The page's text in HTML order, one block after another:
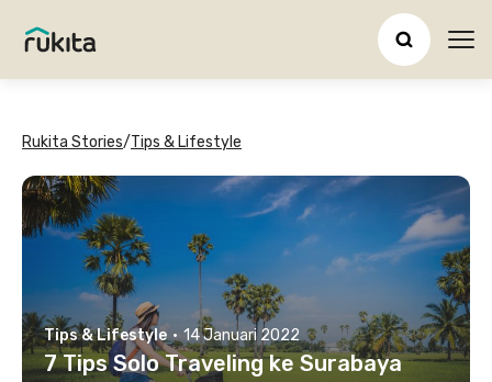
Rukita Stories/Tips & Lifestyle
Tips & Lifestyle · 14 Januari 2022
7 Tips Solo Traveling ke Surabaya